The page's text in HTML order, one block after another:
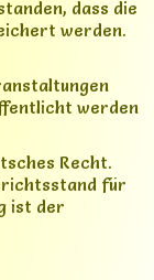
dass die
werden.
werden
Recht.
für
ist der